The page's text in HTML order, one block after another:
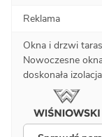
Reklama
Okna i drzwi
Nowoczesne
doskonała